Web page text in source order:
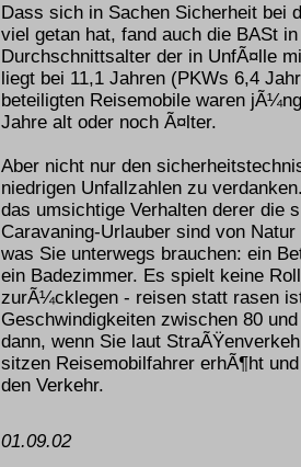
Dass sich in Sachen Sicherheit bei
viel getan hat, fand auch die BASt
Durchschnittsalter der in UnfÃ¤lle
liegt bei 11,1 Jahren (PKWs 6,4
beteiligten Reisemobile waren
Jahre alt oder noch Ã¤lter.
Aber nicht nur den
niedrigen Unfallzahlen zu
das umsichtige Verhalten derer die
Caravaning-Urlauber sind von
was Sie unterwegs brauchen: ein
ein Badezimmer. Es spielt keine
zurÃ¼cklegen - reisen statt rasen
Geschwindigkeiten zwischen 80
dann, wenn Sie laut
sitzen Reisemobilfahrer erhÃ¶ht
den Verkehr.
01.09.02